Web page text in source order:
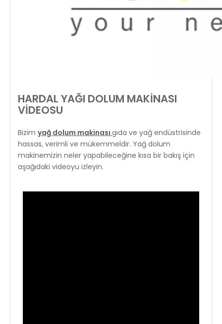
HARDAL YAĞI DOLUM MAKİNASI
VİDEOSU
Bizim yağ dolum makinası gıda ve yağ endüstrisinde
hassas, verimli ve mükemmeldir. Yağ dolum
makinemizin neler yapabileceğine kısa bir bakış için
aşağıdaki videoyu izleyin.